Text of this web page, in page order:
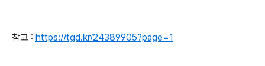
참고 : https://tgd.kr/24389905?page=1